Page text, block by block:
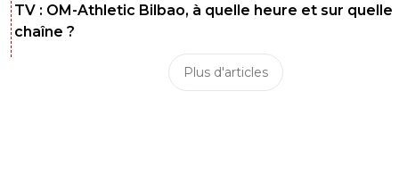
TV : OM-Athletic Bilbao, à quelle heure et sur quelle
chaîne ?
Plus d'articles